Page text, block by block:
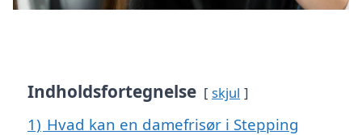
Indholdsfortegnelse skjul
1) Hvad kan en damefrisør i Stepping